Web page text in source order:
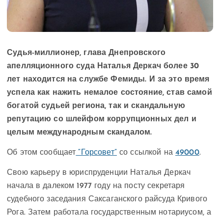
Судья-миллионер, глава Днепровского
апелляционного суда Наталья Деркач более 30
лет находится на службе Фемиды. И за это время
успела как нажить немалое состояние, став самой
богатой судьей региона, так и скандальную
репутацию со шлейфом коррупционных дел и
целым международным скандалом.
Об этом сообщает “Горсовет” со ссылкой на49000.
Свою карьеру в юриспруденции Наталья Деркач
начала в далеком 1977 году на посту секретаря
судебного заседания Саксаганского райсуда Кривого
Рога. Затем работала государственным нотариусом, а